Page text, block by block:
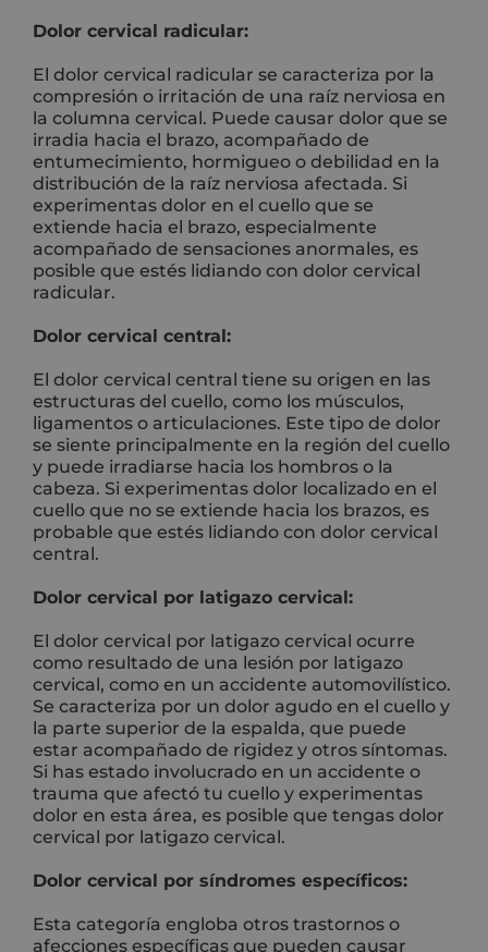
Dolor cervical radicular:
El dolor cervical radicular se caracteriza por la
compresión o irritación de una raíz nerviosa en
la columna cervical. Puede causar dolor que se
irradia hacia el brazo, acompañado de
entumecimiento, hormigueo o debilidad en la
distribución de la raíz nerviosa afectada. Si
experimentas dolor en el cuello que se
extiende hacia el brazo, especialmente
acompañado de sensaciones anormales, es
posible que estés lidiando con dolor cervical
radicular.
Dolor cervical central:
El dolor cervical central tiene su origen en las
estructuras del cuello, como los músculos,
ligamentos o articulaciones. Este tipo de dolor
se siente principalmente en la región del cuello
y puede irradiarse hacia los hombros o la
cabeza. Si experimentas dolor localizado en el
cuello que no se extiende hacia los brazos, es
probable que estés lidiando con dolor cervical
central.
Dolor cervical por latigazo cervical:
El dolor cervical por latigazo cervical ocurre
como resultado de una lesión por latigazo
cervical, como en un accidente automovilístico.
Se caracteriza por un dolor agudo en el cuello y
la parte superior de la espalda, que puede
estar acompañado de rigidez y otros síntomas.
Si has estado involucrado en un accidente o
trauma que afectó tu cuello y experimentas
dolor en esta área, es posible que tengas dolor
cervical por latigazo cervical.
Dolor cervical por síndromes específicos:
Esta categoría engloba otros trastornos o
afecciones específicas que pueden causar